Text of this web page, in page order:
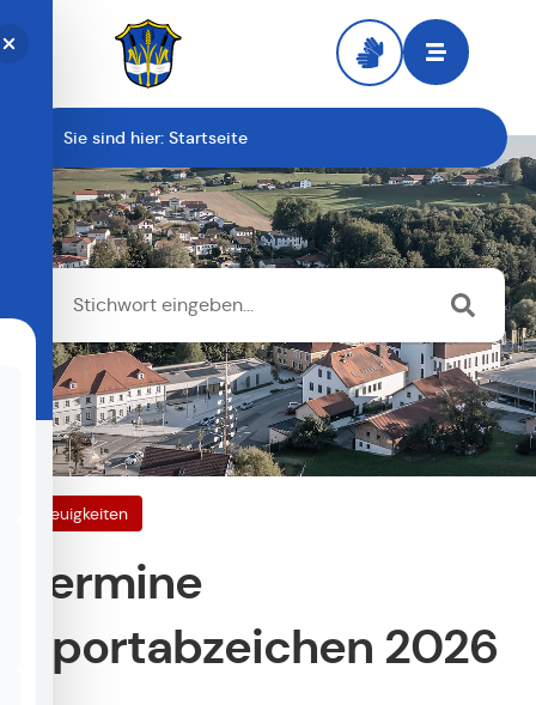
Sie sind hier: Startseite
Neuigkeiten
Termine
Sportabzeichen 2026